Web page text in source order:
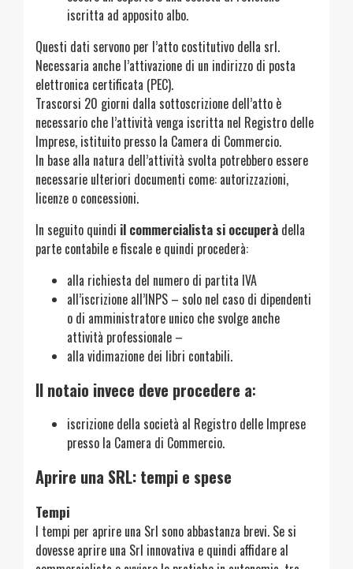
iscritta ad apposito albo.
Questi dati servono per l’atto costitutivo della srl.
Necessaria anche l’attivazione di un indirizzo di posta
elettronica certificata (PEC).
Trascorsi 20 giorni dalla sottoscrizione dell’atto è
necessario che l’attività venga iscritta nel Registro delle
Imprese, istituito presso la Camera di Commercio.
In base alla natura dell’attività svolta potrebbero essere
necessarie ulteriori documenti come: autorizzazioni,
licenze o concessioni.
In seguito quindi il commercialista si occuperà della
parte contabile e fiscale e quindi procederà:
alla richiesta del numero di partita IVA
all’iscrizione all’INPS – solo nel caso di dipendenti
o di amministratore unico che svolge anche
attività professionale –
alla vidimazione dei libri contabili.
Il notaio invece deve procedere a:
iscrizione della società al Registro delle Imprese
presso la Camera di Commercio.
Aprire una SRL: tempi e spese
Tempi
I tempi per aprire una Srl sono abbastanza brevi. Se si
dovesse aprire una Srl innovativa e quindi affidare al